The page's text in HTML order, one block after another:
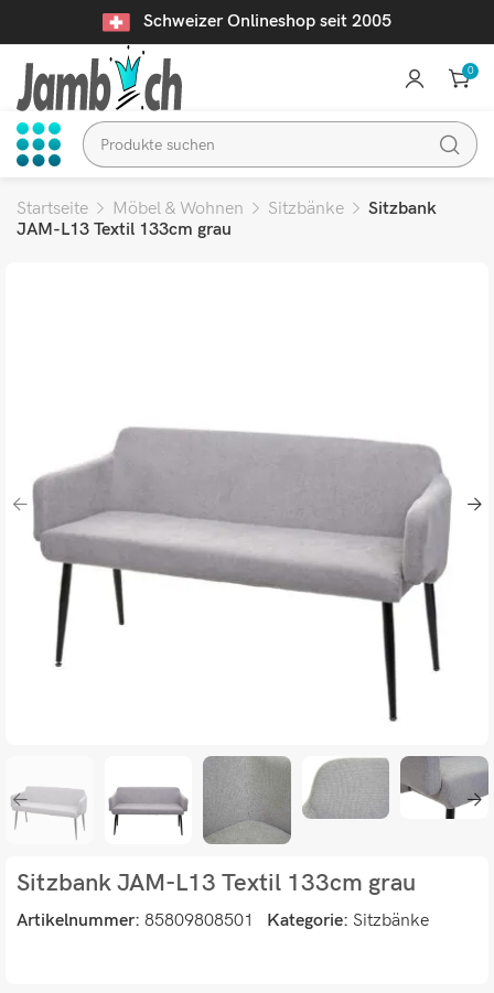
Schweizer Onlineshop seit 2005
0
Startseite Möbel & Wohnen Sitzbänke
Sitzbank
JAM-L13 Textil 133cm grau
Sitzbank JAM-L13 Textil 133cm grau
Artikelnummer: 85809808501 Kategorie: Sitzbänke